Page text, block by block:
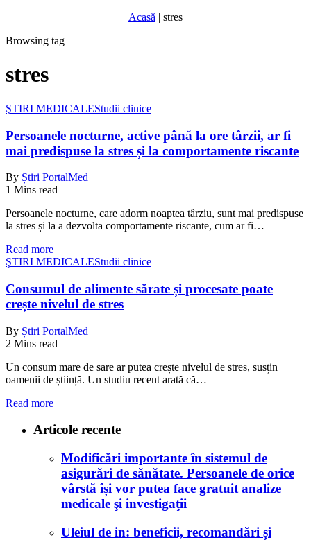
Acasă | stres
Browsing tag
stres
ŞTIRI MEDICALEStudii clinice
Persoanele nocturne, active până la ore târzii, ar fi
mai predispuse la stres și la comportamente riscante
By Știri PortalMed
1 Mins read
Persoanele nocturne, care adorm noaptea târziu, sunt mai predispuse
la stres și la a dezvolta comportamente riscante, cum ar fi…
Read more
ŞTIRI MEDICALEStudii clinice
Consumul de alimente sărate și procesate poate
crește nivelul de stres
By Știri PortalMed
2 Mins read
Un consum mare de sare ar putea crește nivelul de stres, susțin
oamenii de știință. Un studiu recent arată că…
Read more
Articole recente
Modificări importante în sistemul de
asigurări de sănătate. Persoanele de orice
vârstă își vor putea face gratuit analize
medicale şi investigaţii
Uleiul de in: beneficii, recomandări și